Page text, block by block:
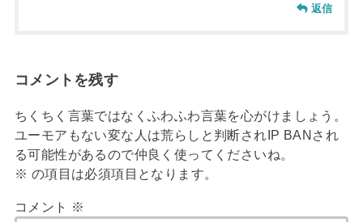
返信
コメントを残す
ちくちく言葉ではなくふわふわ言葉を心がけましょう。
ユーモアもない変な人は荒らしと判断されIP BANされ
る可能性があるので仲良く使ってくださいね。
※ の項目は必須項目となります。
コメント ※